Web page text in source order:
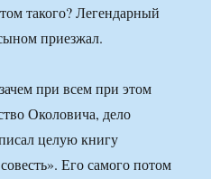
такого? Легендарный
приезжал.
при всем при этом
Околовича, дело
целую книгу
Его самого потом